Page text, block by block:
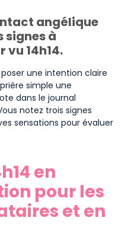
angélique
signes à
14h14.
une intention claire
simple une
dans le journal
notez trois signes
sensations pour évaluer
en
pour les
et en